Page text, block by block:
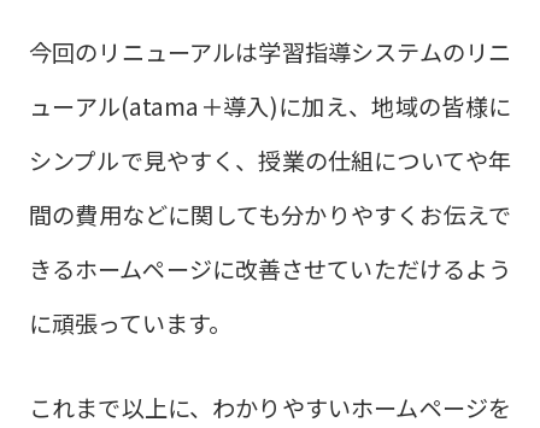
今回のリニューアルは学習指導システムのリニ
ューアル(atama＋導入)に加え、地域の皆様に
シンプルで見やすく、授業の仕組についてや年
間の費用などに関しても分かりやすくお伝えで
きるホームページに改善させていただけるよう
に頑張っています。
これまで以上に、わかりやすいホームページを